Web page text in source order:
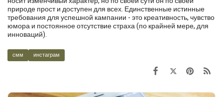
природе прост и доступен для всех. Единственные истинные
требования для успешной кампании - это креативность, чувство
юмора и постоянное отсутствие страха (по крайней мере, для
инноваций).
смм инстаграм